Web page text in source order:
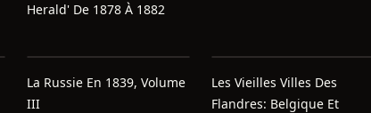
Herald' De 1878 À 1882
La Russie En 1839, Volume
III
Les Vieilles Villes Des
Flandres: Belgique Et